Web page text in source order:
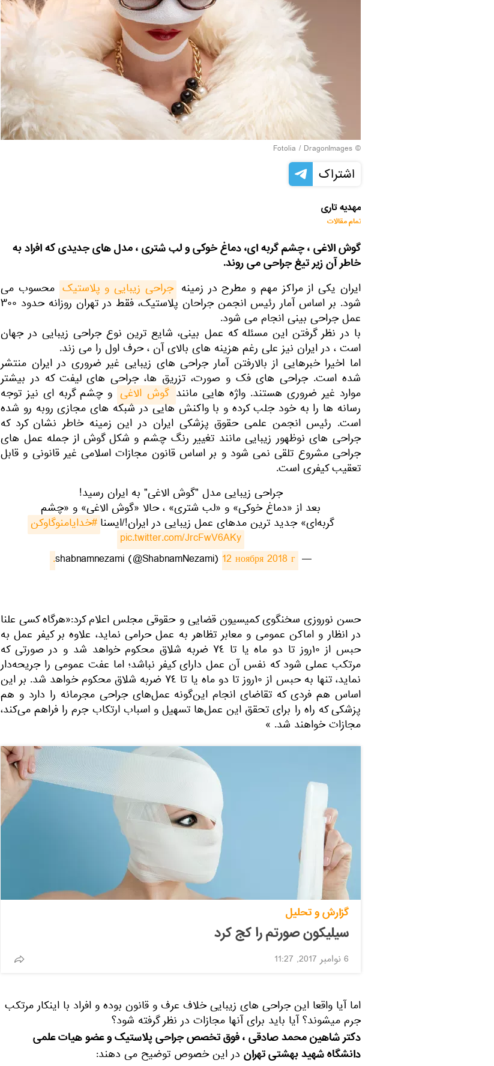
©
Fotolia / DragonImages
اشتراک
مهدیه تاری
تمام مقالات
گوش الاغی ، چشم گربه ای، دماغ خوکی و لب شتری ، مدل های جدیدی که افراد به
خاطر آن زیر تیغ جراحی می روند.
ایران یکی از مراکز مهم و مطرح در زمینه جراحی زیبایی و پلاستیک محسوب می
شود. بر اساس آمار رئیس انجمن جراحان پلاستیک، فقط در تهران روزانه حدود ۳۰۰
عمل جراحی بینی انجام می شود.
با در نظر گرفتن این مسئله که عمل بینی، شایع ترین نوع جراحی زیبایی در جهان
است ، در ایران نیز علی رغم هزینه های بالای آن ، حرف اول را می زند.
اما اخیرا خبرهایی از بالارفتن آمار جراحی های زیبایی غیر ضروری در ایران منتشر
شده است. جراحی های فک و صورت، تزریق ها، جراحی های لیفت که در بیشتر
موارد غیر ضروری هستند. واژه هایی مانند گوش الاغی و چشم گربه ای نیز توجه
رسانه ها را به خود جلب کرده و با واکنش هایی در شبکه های مجازی روبه رو شده
است. رئیس انجمن علمی حقوق پزشکی ایران در این زمینه خاطر نشان کرد که
جراحی های نوظهور زیبایی مانند تغییر رنگ چشم و شکل گوش از جمله عمل های
جراحی مشروع تلقی نمی شود و بر اساس قانون مجازات اسلامی غیر قانونی و قابل
تعقیب کیفری است.
جراحی زیبایی مدل "گوش الاغی" به ایران رسید!
بعد از «دماغ خوکی» و «لب شتری» ، حالا «گوش الاغی» و «چشم
گربه‌ای» جدید ترین مدهای عمل زیبایی در ایران!/ایسنا #خدایامنوگاوکن
pic.twitter.com/JrcFwV6AKy
— shabnamnezami (@ShabnamNezami)
12 ноября 2018 г.
حسن نوروزی سخنگوی کمیسیون قضایی و حقوقی مجلس اعلام کرد:«هرگاه کسی علنا
در انظار و اماکن عمومی و معابر تظاهر به عمل حرامی نماید، علاوه بر کیفر عمل به
حبس از ١٠روز تا دو ماه یا تا ٧٤ ضربه شلاق محکوم خواهد شد و در صورتی که
مرتکب عملی شود که نفس آن عمل دارای کیفر نباشد؛ اما عفت عمومی را جریحه‌دار
نماید، تنها به حبس از ١٠روز تا دو ماه یا تا ٧٤ ضربه شلاق محکوم خواهد شد. بر این
اساس هم فردی که تقاضای انجام این‌گونه عمل‌های جراحی مجرمانه را دارد و هم
پزشکی که راه را برای تحقق این عمل‌ها تسهیل و اسباب ارتکاب جرم را فراهم می‌کند،
مجازات خواهند شد. »
گزارش و تحلیل
سیلیکون صورتم را کج کرد
6 نوامبر 2017, 11:27
اما آیا واقعا این جراحی های زیبایی خلاف عرف و قانون بوده و افراد با اینکار مرتکب
جرم میشوند؟ آیا باید برای آنها مجازات در نظر گرفته شود؟
دکتر شاهین محمد صادقی ، فوق تخصص جراحی پلاستیک و عضو هیات علمی
دانشگاه شهید بهشتی تهران در این خصوص توضیح می دهند: